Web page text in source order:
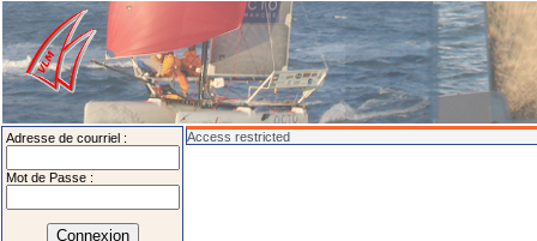
Adresse de courriel :
Mot de Passe :
Access restricted